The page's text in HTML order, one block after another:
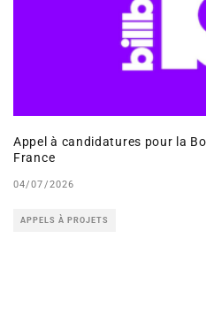
Appel à candidatures pour la
France
04/07/2026
APPELS À PROJETS